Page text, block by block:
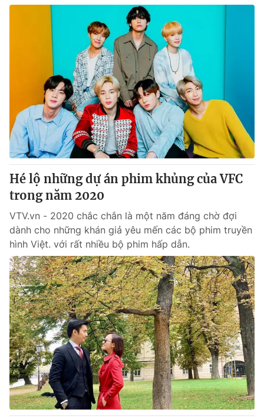
Hé lộ những dự án phim khủng của VFC
trong năm 2020
VTV.vn - 2020 chắc chắn là một năm đáng chờ đợi
dành cho những khán giả yêu mến các bộ phim truyền
hình Việt. với rất nhiều bộ phim hấp dẫn.